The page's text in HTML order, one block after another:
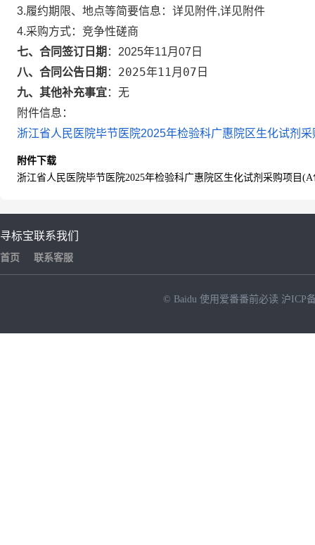
3.履约期限、地点等简要信息： 详见附件,详见附件
4.采购方式： 竞争性磋商
七、合同签订日期 ： 2025年11月07日
八、合同公告日期 ： 2025年11月07日
九、其他补充事宜： 无
附件信息：
浙江省人民医院毕节医院2025年检验科广惠院区生化试剂
附件下载
浙江省人民医院毕节医院2025年检验科广惠院区生化试剂采购项目
寻标宝
首页
联系我们
联系客服
© Baidu 使用爱番番前必读 沪ICP